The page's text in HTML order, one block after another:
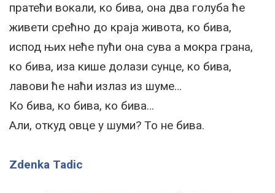
пратећи вокали, ко бива, она два голуба ће
живети срећно до краја живота, ко бива,
испод њих неће пући она сува а мокра грана,
ко бива, иза кише долази сунце, ко бива,
лавови ће наћи излаз из шуме…
Ко бива, ко бива, ко бива…
Али, откуд овце у шуми? То не бива.
Zdenka Tadic